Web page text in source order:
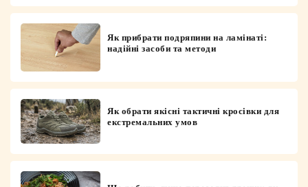
Як прибрати подряпини на ламінаті:
надійні засоби та методи
Як обрати якісні тактичні кросівки для
екстремальних умов